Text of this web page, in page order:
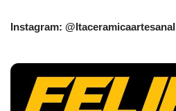
Instagram: @Itaceramicaartesanal